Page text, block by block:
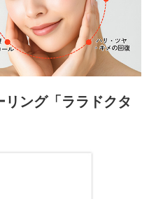
ング「ララドクタ